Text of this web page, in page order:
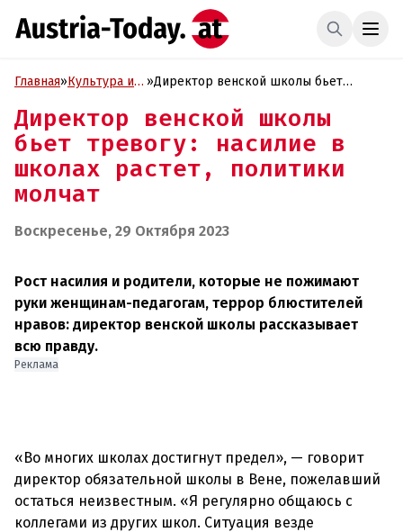
Главная»Культура и
»Директор венской школы бьет
политики молчат
Директор венской школы
бьет тревогу: насилие в
школах растет, политики
молчат
Воскресенье, 29 Октября 2023
Рост насилия и родители, которые не пожимают
руки женщинам-педагогам, террор блюстителей
нравов: директор венской школы рассказывает
всю правду.
Реклама
«Во многих школах достигнут предел», — говорит
директор обязательной школы в Вене, пожелавший
остаться неизвестным. «Я регулярно общаюсь с
коллегами из других школ. Ситуация везде